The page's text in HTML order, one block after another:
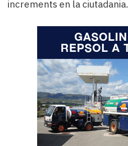
increments en la ciutadania.